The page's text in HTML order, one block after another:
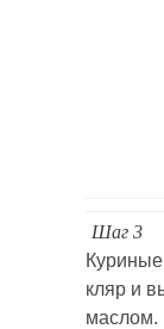
Шаг 3
кляр и
маслом.